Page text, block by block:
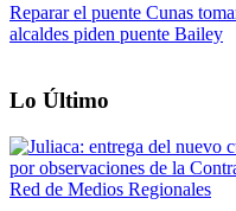
Reparar el puente Cunas
alcaldes piden puente Bailey
Lo Último
Red de Medios Regionales